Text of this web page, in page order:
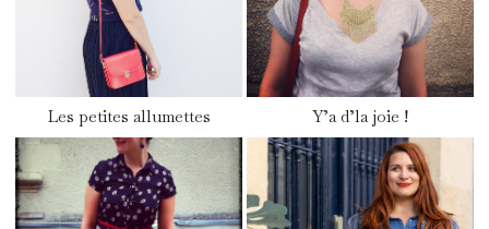
Les petites allumettes Y’a d’la joie !